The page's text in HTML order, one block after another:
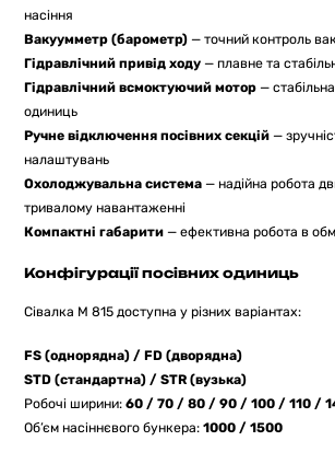
насіння
Вакуумметр (барометр)— точний контроль
Гідравлічний привід ходу— плавне та
Гідравлічний всмоктуючий мотор—
одиниць
Ручне відключення посівних секцій—
налаштувань
Охолоджувальна система— надійна робота
тривалому навантаженні
Компактні габарити— ефективна робота в
Конфігурації посівних одиниць
Сівалка M 815 доступна у різних варіантах:
FS (однорядна) / FD (дворядна)
STD (стандартна) / STR (вузька)
Робочі ширини: 60 / 70 / 80 / 90 / 100 / 110 /
Об’єм насіннєвого бункера: 1000 / 1500